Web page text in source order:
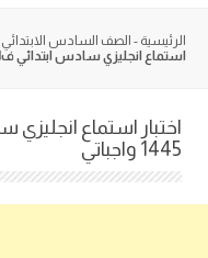
الرئيسية - الصف السادس الابتدائي
استماع انجليزي سادس ابتدائي ف1 الفصل الاول 1445 واجباتي
1445 واجباتي